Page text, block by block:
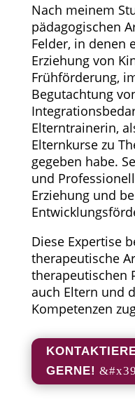
Nach meinem
pädagogischen
Felder, in denen
Erziehung von
Frühförderung,
Begutachtung
Elterntrainerin,
Elternkurse zu
gegeben habe.
und
Erziehung und
Diese Expertise
therapeutische
therapeutischen
auch Eltern und
Kompetenzen
GERNE!